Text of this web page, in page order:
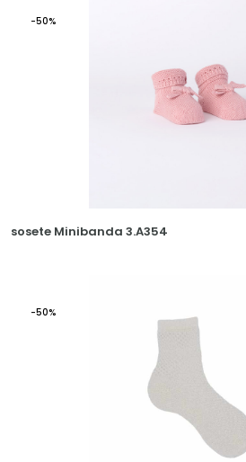
-50%
sosete Minibanda 3.A354
-50%